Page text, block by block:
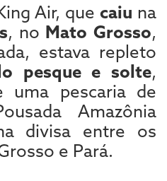
Air, quecaiu na
, no Mato Grosso,
estava repleto
pesque e solte,
uma pescaria de
Amazônia
divisa entre os
e Pará.